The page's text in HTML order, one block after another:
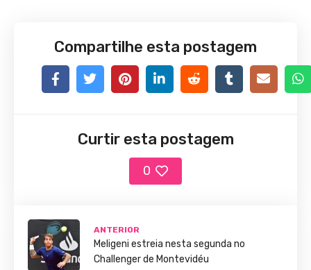
Compartilhe esta postagem
Curtir esta postagem
0
ANTERIOR
Meligeni estreia nesta segunda no
Challenger de Montevidéu